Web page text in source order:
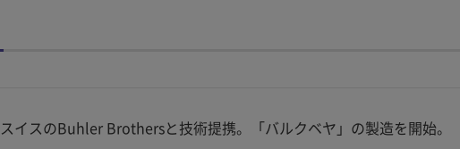
スイスのBuhler Brothersと技術提携。「バルクベヤ」の製造を開始。